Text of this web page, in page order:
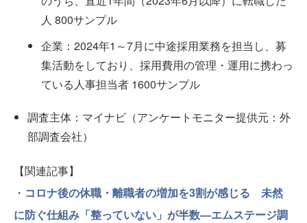
人 800サンプル
企業：2024年1～7月に中途採用業務を担当し、募
集活動をしており、採用費用の管理・運用に携わっ
ている人事担当者 1600サンプル
調査主体：マイナビ（アンケートモニター提供元：外
部調査会社）
【関連記事】
・ コロナ後の休職・離職者の増加を3割が感じる 未然
に防ぐ仕組み「整っていない」が半数—エムステージ調